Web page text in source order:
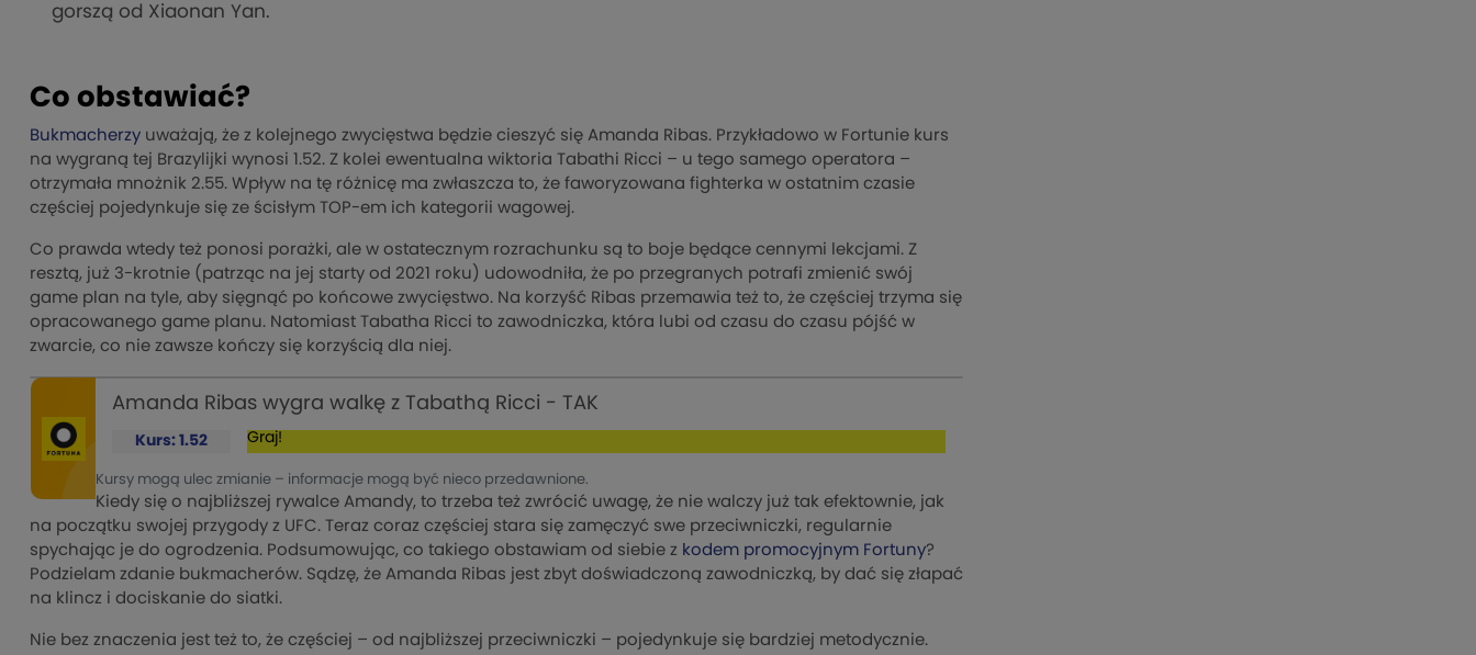
gorszą od Xiaonan Yan.
Co obstawiać?
Bukmacherzy uważają, że z kolejnego zwycięstwa będzie cieszyć się Amanda Ribas. Przykładowo w Fortunie kurs
na wygraną tej Brazylijki wynosi 1.52. Z kolei ewentualna wiktoria Tabathi Ricci – u tego samego operatora –
otrzymała mnożnik 2.55. Wpływ na tę różnicę ma zwłaszcza to, że faworyzowana fighterka w ostatnim czasie
częściej pojedynkuje się ze ścisłym TOP-em ich kategorii wagowej.
Co prawda wtedy też ponosi porażki, ale w ostatecznym rozrachunku są to boje będące cennymi lekcjami. Z
resztą, już 3-krotnie (patrząc na jej starty od 2021 roku) udowodniła, że po przegranych potrafi zmienić swój
game plan na tyle, aby sięgnąć po końcowe zwycięstwo. Na korzyść Ribas przemawia też to, że częściej trzyma się
opracowanego game planu. Natomiast Tabatha Ricci to zawodniczka, która lubi od czasu do czasu pójść w
zwarcie, co nie zawsze kończy się korzyścią dla niej.
Amanda Ribas wygra walkę z Tabathą Ricci - TAK
Kurs: 1.52 Graj!
Kursy mogą ulec zmianie – informacje mogą być nieco przedawnione.
Kiedy się o najbliższej rywalce Amandy, to trzeba też zwrócić uwagę, że nie walczy już tak efektownie, jak
na początku swojej przygody z UFC. Teraz coraz częściej stara się zamęczyć swe przeciwniczki, regularnie
spychając je do ogrodzenia. Podsumowując, co takiego obstawiam od siebie z kodem promocyjnym Fortuny?
Podzielam zdanie bukmacherów. Sądzę, że Amanda Ribas jest zbyt doświadczoną zawodniczką, by dać się złapać
na klincz i dociskanie do siatki.
Nie bez znaczenia jest też to, że częściej – od najbliższej przeciwniczki – pojedynkuje się bardziej metodycznie.